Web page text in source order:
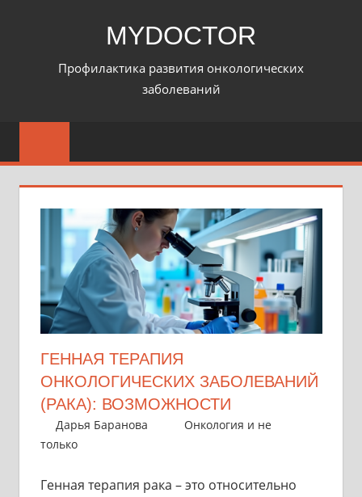
MYDOCTOR
Профилактика развития онкологических
заболеваний
ГЕННАЯ ТЕРАПИЯ
ОНКОЛОГИЧЕСКИХ ЗАБОЛЕВАНИЙ
(РАКА): ВОЗМОЖНОСТИ
17 октября 2024
Дарья Баранова
Онкология и не
только
Генная терапия рака – это относительно